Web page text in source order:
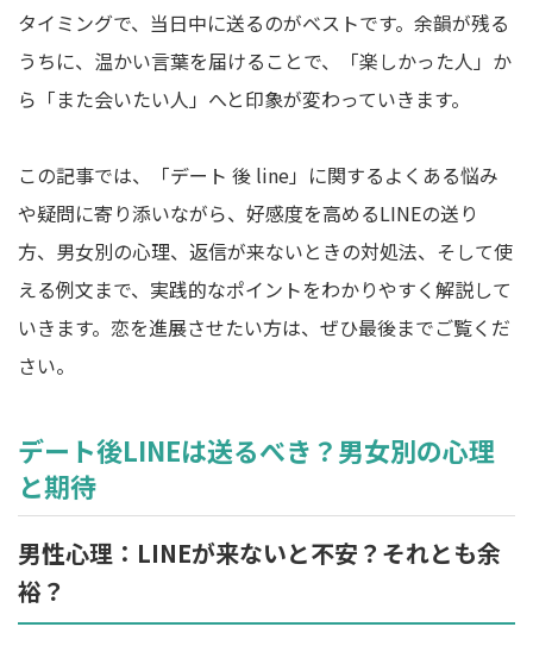
タイミングで、当日中に送るのがベストです。余韻が残る
うちに、温かい言葉を届けることで、「楽しかった人」か
ら「また会いたい人」へと印象が変わっていきます。
この記事では、「デート 後 line」に関するよくある悩み
や疑問に寄り添いながら、好感度を高めるLINEの送り
方、男女別の心理、返信が来ないときの対処法、そして使
える例文まで、実践的なポイントをわかりやすく解説して
いきます。恋を進展させたい方は、ぜひ最後までご覧くだ
さい。
デート後LINEは送るべき？男女別の心理
と期待
男性心理：LINEが来ないと不安？それとも余
裕？